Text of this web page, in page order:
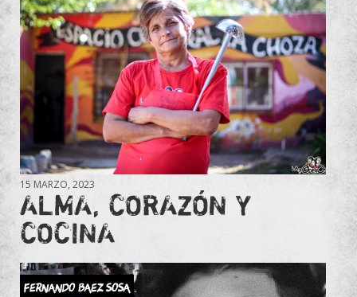
15 MARZO, 2023
ALMA, CORAZÓN Y
COCINA
Fernando Baez Sosa